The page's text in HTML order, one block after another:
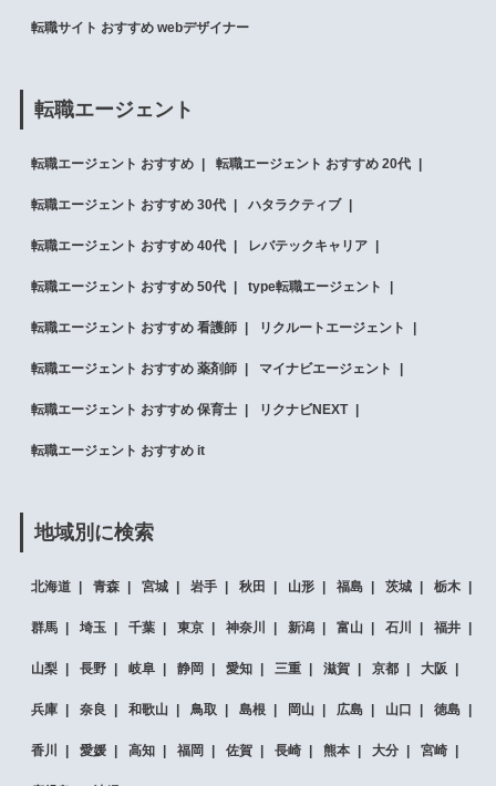
転職サイト おすすめ webデザイナー
転職エージェント
転職エージェント おすすめ 転職エージェント おすすめ 20代
転職エージェント おすすめ 30代 ハタラクティブ
転職エージェント おすすめ 40代 レバテックキャリア
転職エージェント おすすめ 50代 type転職エージェント
転職エージェント おすすめ 看護師 リクルートエージェント
転職エージェント おすすめ 薬剤師 マイナビエージェント
転職エージェント おすすめ 保育士 リクナビNEXT
転職エージェント おすすめ it
地域別に検索
北海道 青森 宮城 岩手 秋田 山形 福島 茨城 栃木
群馬 埼玉 千葉 東京 神奈川 新潟 富山 石川 福井
山梨 長野 岐阜 静岡 愛知 三重 滋賀 京都 大阪
兵庫 奈良 和歌山 鳥取 島根 岡山 広島 山口 徳島
香川 愛媛 高知 福岡 佐賀 長崎 熊本 大分 宮崎